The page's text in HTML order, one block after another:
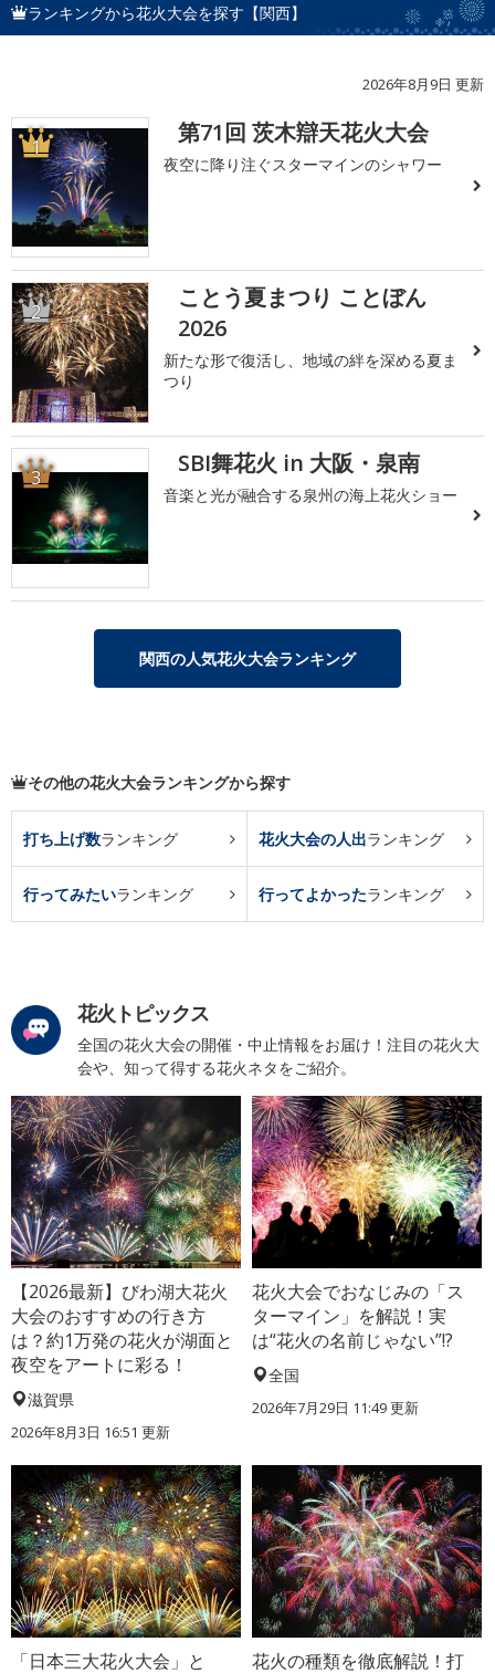
ランキングから花火大会を探す【関西】
2026年8月9日 更新
1 第71回 茨木辯天花火大会
夜空に降り注ぐスターマインのシャワー
2
ことう夏まつり ことぼん
2026
新たな形で復活し、地域の絆を深める夏ま
つり
3 SBI舞花火 in 大阪・泉南
音楽と光が融合する泉州の海上花火ショー
関西の人気花火大会ランキング
その他の花火大会ランキングから探す
打ち上げ数ランキング 花火大会の人出ランキング
行ってみたいランキング 行ってよかったランキング
花火トピックス
全国の花火大会の開催・中止情報をお届け！注目の花火大
会や、知って得する花火ネタをご紹介。
【2026最新】びわ湖大花火
大会のおすすめの行き方
は？約1万発の花火が湖面と
夜空をアートに彩る！
滋賀県
2026年8月3日 16:51 更新
花火大会でおなじみの「ス
ターマイン」を解説！実
は“花火の名前じゃない”!?
全国
2026年7月29日 11:49 更新
「日本三大花火大会」と
花火の種類を徹底解説！打